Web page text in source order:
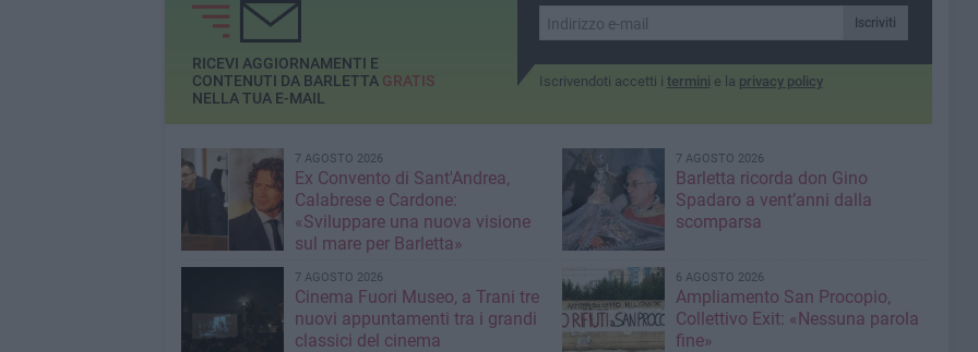
Iscriviti
Iscrivendoti accetti i termini e la privacy policy
RICEVI AGGIORNAMENTI E
CONTENUTI DA BARLETTA GRATIS
NELLA TUA E-MAIL
7 AGOSTO 2026
Ex Convento di Sant'Andrea,
Calabrese e Cardone:
«Sviluppare una nuova visione
sul mare per Barletta»
7 AGOSTO 2026
Barletta ricorda don Gino
Spadaro a vent’anni dalla
scomparsa
7 AGOSTO 2026
Cinema Fuori Museo, a Trani tre
nuovi appuntamenti tra i grandi
classici del cinema
6 AGOSTO 2026
Ampliamento San Procopio,
Collettivo Exit: «Nessuna parola
fine»